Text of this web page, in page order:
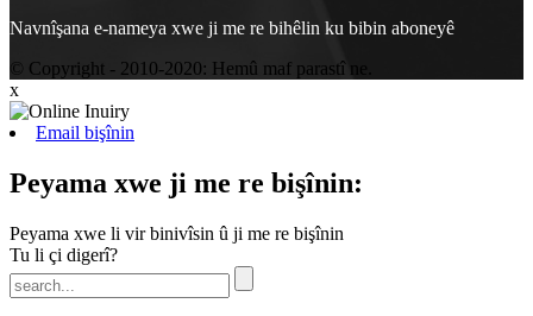
Navnîşana e-nameya xwe ji me re bihêlin ku bibin aboneyê
© Copyright - 2010-2020: Hemû maf parastî ne.
x
Email bişînin
Peyama xwe ji me re bişînin:
Peyama xwe li vir binivîsin û ji me re bişînin
Tu li çi digerî?